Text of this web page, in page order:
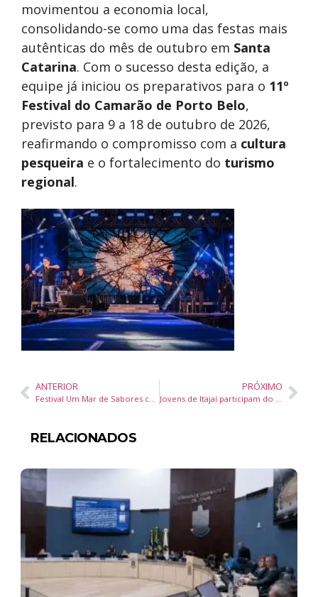
movimentou a economia local,
consolidando-se como uma das festas mais
autênticas do mês de outubro em Santa
Catarina. Com o sucesso desta edição, a
equipe já iniciou os preparativos para o 11º
Festival do Camarão de Porto Belo,
previsto para 9 a 18 de outubro de 2026,
reafirmando o compromisso com a cultura
pesqueira e o fortalecimento do turismo
regional.
ANTERIOR
Festival Um Mar de Sabores celebra o verão com gastronomia criativa em Balneário Piçarras
PRÓXIMO
Jovens de Itajaí participam do Innovation Camp em desafio de empreendedorismo do Senac SC e Junior Achievement Brasil
RELACIONADOS